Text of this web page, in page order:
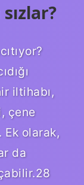
iltihabı,
çene
Ek olarak,
da